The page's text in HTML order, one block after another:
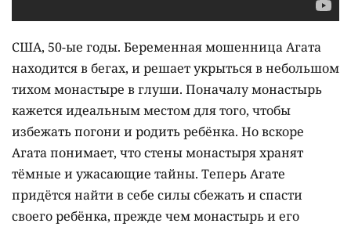
США, 50-ые годы. Беременная мошенница Агата
находится в бегах, и решает укрыться в небольшом
тихом монастыре в глуши. Поначалу монастырь
кажется идеальным местом для того, чтобы
избежать погони и родить ребёнка. Но вскоре
Агата понимает, что стены монастыря хранят
тёмные и ужасающие тайны. Теперь Агате
придётся найти в себе силы сбежать и спасти
своего ребёнка, прежде чем монастырь и его